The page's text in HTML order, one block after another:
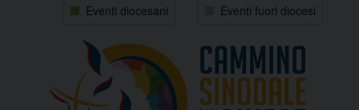
Eventi diocesani Eventi fuori diocesi